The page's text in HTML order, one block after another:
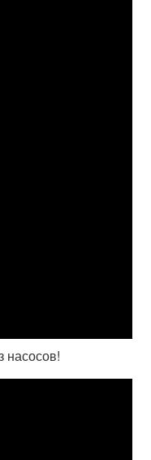
насосов!